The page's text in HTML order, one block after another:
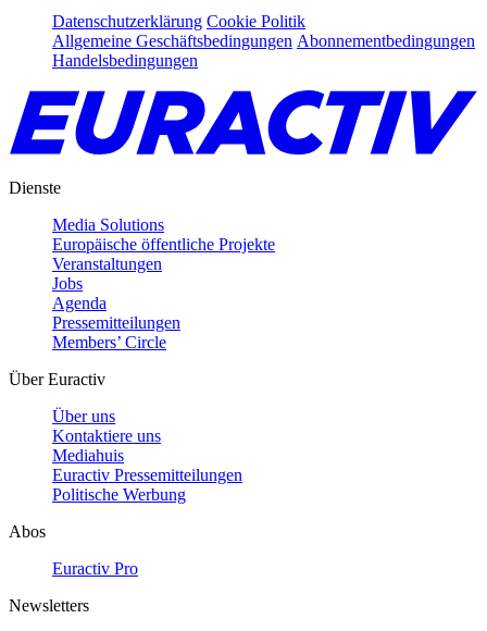
Datenschutzerklärung Cookie Politik
Allgemeine Geschäftsbedingungen Abonnementbedingungen
Handelsbedingungen
Dienste
Media Solutions
Europäische öffentliche Projekte
Veranstaltungen
Jobs
Agenda
Pressemitteilungen
Members’ Circle
Über Euractiv
Über uns
Kontaktiere uns
Mediahuis
Euractiv Pressemitteilungen
Politische Werbung
Abos
Euractiv Pro
Newsletters